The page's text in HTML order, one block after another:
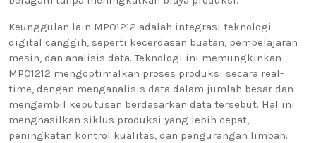
Keunggulan lain MPO1212 adalah integrasi teknologi
digital canggih, seperti kecerdasan buatan, pembelajaran
mesin, dan analisis data. Teknologi ini memungkinkan
MPO1212 mengoptimalkan proses produksi secara real-
time, dengan menganalisis data dalam jumlah besar dan
mengambil keputusan berdasarkan data tersebut. Hal ini
menghasilkan siklus produksi yang lebih cepat,
peningkatan kontrol kualitas, dan pengurangan limbah.